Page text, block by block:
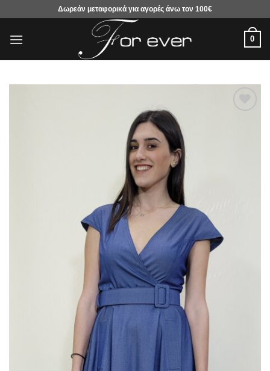
περιεχόμενο
Δωρεάν μεταφορικά για αγορές άνω τον 100€
0